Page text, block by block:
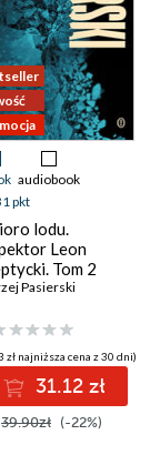
audiobook
pkt
lodu.
Leon
Tom 2
Pasierski
zł najniższa cena z 30 dni)
31.12 zł
39.90zł (-22%)